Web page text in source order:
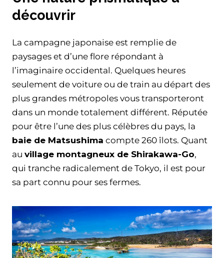
découvrir
La campagne japonaise est remplie de
paysages et d’une flore répondant à
l’imaginaire occidental. Quelques heures
seulement de voiture ou de train au départ des
plus grandes métropoles vous transporteront
dans un monde totalement différent. Réputée
pour être l’une des plus célèbres du pays, la
baie de Matsushima compte 260 îlots. Quant
au village montagneux de Shirakawa-Go,
qui tranche radicalement de Tokyo, il est pour
sa part connu pour ses fermes.